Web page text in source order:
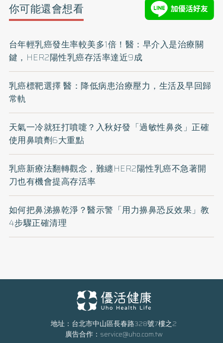
你可能還會想看
台年輕乳癌發生率較美多1倍！醫：早介入是治療關
鍵，HER2陽性乳癌存活率達近9成
乳癌標靶選擇 醫：降低病患治療壓力，生活及早回歸
常軌
天氣一冷就狂打噴嚏？入秋好發「過敏性鼻炎」正確
使用鼻噴劑6大重點
乳癌新療法翻轉觀念，難纏HER2陽性乳癌不急著開
刀也有機會提高存活率
如何把鼻涕擤乾淨？醫示警「用力擤鼻恐反效果」教
4步驟正確清理
地址：台北市中山區長春路328號7樓之2
廣告合作： service@uho.com.tw